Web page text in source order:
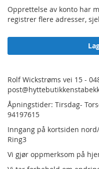
Opprettelse av konto har
registrer flere adresser,
Rolf Wickstrøms vei 15 -
Åpningstider: Tirsdag-
94197615
Inngang på kortsiden
Ring3
Vi gjør oppmerksom på